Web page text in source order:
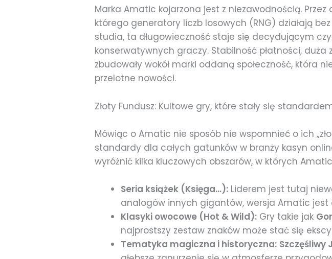
Marka Amatic kojarzona jest z niezawodnością.
którego generatory liczb losowych (RNG) działają
studia, ta długowieczność staje się decydującym
konserwatywnych graczy. Stabilność płatności,
zbudowały wokół marki oddaną społeczność, która
przelotne nowości.
Złoty Fundusz: Kultowe gry, które stały się
Mówiąc o Amatic nie sposób nie wspomnieć o ich
standardy dla całych gatunków w branży kasyn
wyróżnić kilka kluczowych obszarów, w których
Seria książek (Księga…): Liderem jest tutaj
analogów innych gigantów, wersja Amatic jest
Klasyki owocowe (Hot & Wild): Gry takie jak
najprostszy zestaw znaków może stać się
Tematyka magiczna i historyczna: Szczęśliwy